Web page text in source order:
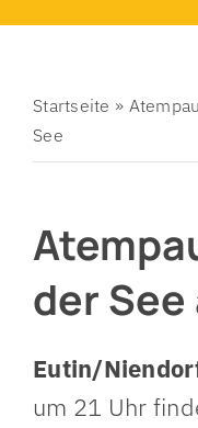
Startseite »
See
der See
Eutin/
um 21 Uhr